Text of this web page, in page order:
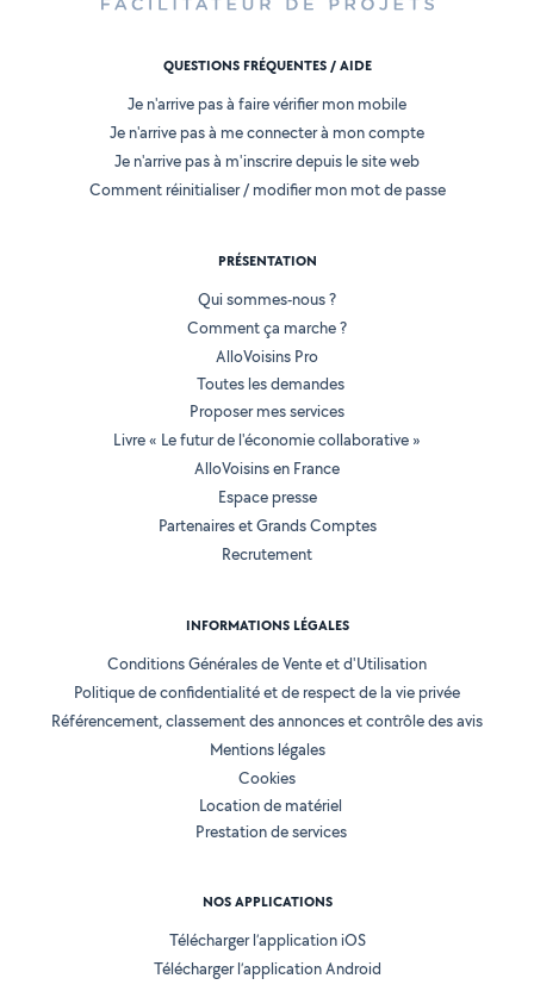
QUESTIONS FRÉQUENTES / AIDE
Je n'arrive pas à faire vérifier mon mobile
Je n'arrive pas à me connecter à mon compte
Je n'arrive pas à m'inscrire depuis le site web
Comment réinitialiser / modifier mon mot de passe
PRÉSENTATION
Qui sommes-nous ?
Comment ça marche ?
AlloVoisins Pro
Toutes les demandes
Proposer mes services
Livre « Le futur de l'économie collaborative »
AlloVoisins en France
Espace presse
Partenaires et Grands Comptes
Recrutement
INFORMATIONS LÉGALES
Conditions Générales de Vente et d'Utilisation
Politique de confidentialité et de respect de la vie privée
Référencement, classement des annonces et contrôle des avis
Mentions légales
Cookies
Location de matériel
Prestation de services
NOS APPLICATIONS
Télécharger l’application iOS
Télécharger l’application Android